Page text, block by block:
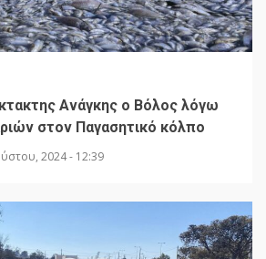
Ανάγκης ο Βόλος λόγω
στον Παγασητικό κόλπο
2024 - 12:39